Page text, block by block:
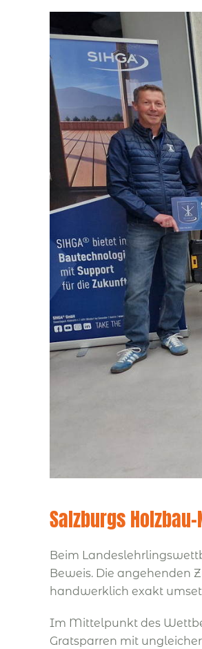
Salzburgs
Beim
Beweis. Die angehenden
handwerklich exakt
Im Mittelpunkt des
Gratsparren mit